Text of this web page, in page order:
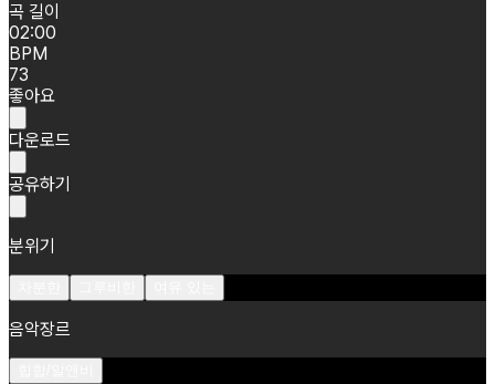
곡 길이
02:00
BPM
73
좋아요
다운로드
공유하기
분위기
음악장르